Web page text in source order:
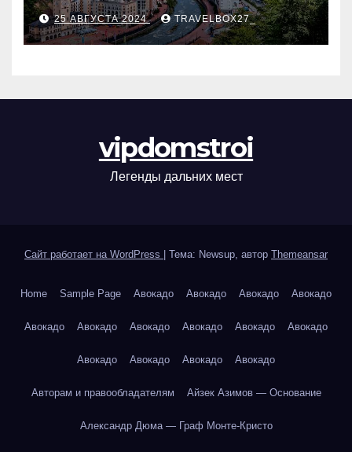
Черноморского курорта
25 АВГУСТА 2024 TRAVELBOX27_
vipdomstroi
Легенды дальних мест
Сайт работает на WordPress Тема: Newsup, автор Themeansar
Home Sample Page Авокадо Авокадо Авокадо Авокадо
Авокадо Авокадо Авокадо Авокадо Авокадо Авокадо
Авокадо Авокадо Авокадо Авокадо
Авторам и правообладателям Айзек Азимов — Основание
Александр Дюма — Граф Монте-Кристо